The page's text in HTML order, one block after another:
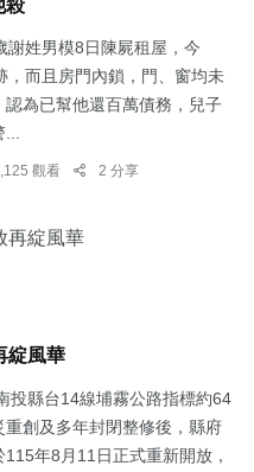
殺
謝姓男模8日陳屍租屋，今
，而且房門內鎖，門、窗均未
為已幫他還百萬債務，兒子
...
觀看 2 分享
綻風華
投縣台14線埔霧公路指標約64
創及多年封閉整修後，縣府
年8月11日正式重新開放，